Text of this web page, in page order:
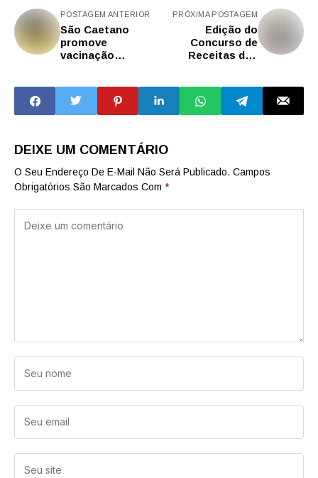
POSTAGEM ANTERIOR
São Caetano
promove
vacinação
PRÓXIMA POSTAGEM
Edição do
Concurso de
Receitas das
DEIXE UM COMENTÁRIO
O Seu Endereço De E-Mail Não Será Publicado. Campos
Obrigatórios São Marcados Com *